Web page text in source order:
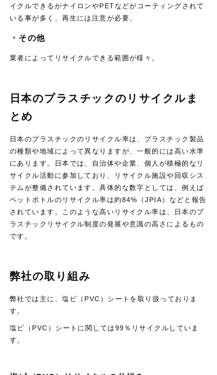
イクルできるがナイロンやPETなどがコーティングされて
いる事が多く、再生には注意が必要。
・その他
業者によってリサイクルできる範囲が様々。
日本のプラスチックのリサイクルま
とめ
日本のプラスチックのリサイクル率は、プラスチック製品
の種類や地域によって異なりますが、一般的には高い水準
にあります。日本では、自治体や企業、個人が積極的なリ
サイクル活動に参加しており、リサイクル施設や回収シス
テムが整備されています。具体的な数字としては、例えば
ペットボトルのリサイクル率は約84%（JPIA）などと報告
されています。このような高いリサイクル率は、日本のプ
ラスチックリサイクル制度の発展や意識の高さによるもの
です。
弊社の取り組み
弊社では主に、塩ビ（PVC）シートを取り扱っておりま
す。
塩ビ（PVC）シートに関しては99％リサイクルしていま
す。